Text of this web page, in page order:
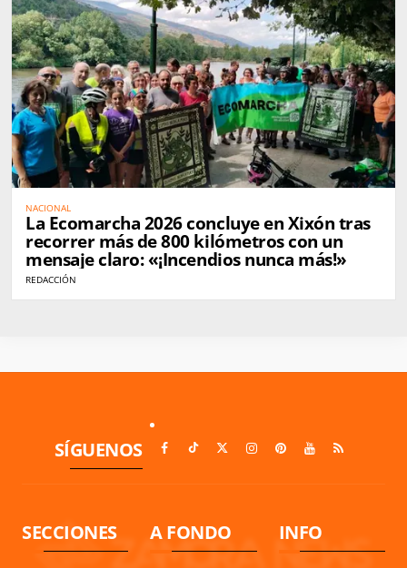
NACIONAL
La Ecomarcha 2026 concluye en Xixón tras
recorrer más de 800 kilómetros con un
mensaje claro: «¡Incendios nunca más!»
REDACCIÓN
SÍGUENOS
SECCIONES A FONDO INFO